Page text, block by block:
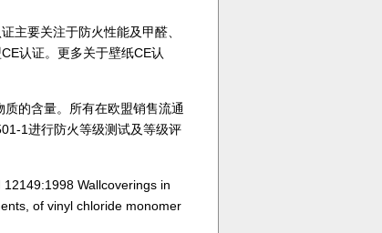
主要关注于防火性能及甲醛、
认证。更多关于壁纸CE认
的含量。所有在欧盟销售流通
1进行防火等级测试及等级评
Wallcoverings in
of vinyl chloride monomer